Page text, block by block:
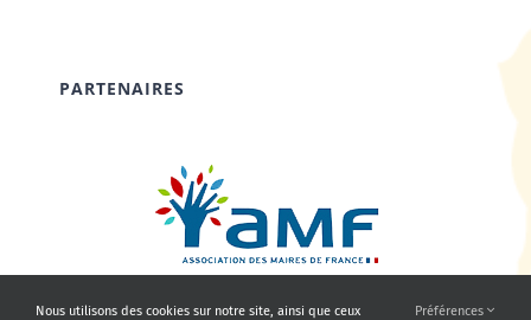
PARTENAIRES
Nous utilisons des cookies sur notre site, ainsi que ceux Préférences